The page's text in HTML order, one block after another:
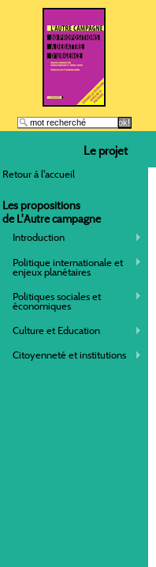
Le projet
Retour à l'accueil
Les propositions
de L'Autre campagne
Introduction
Politique internationale et
enjeux planétaires
Politiques sociales et
économiques
Culture et Education
Citoyenneté et institutions